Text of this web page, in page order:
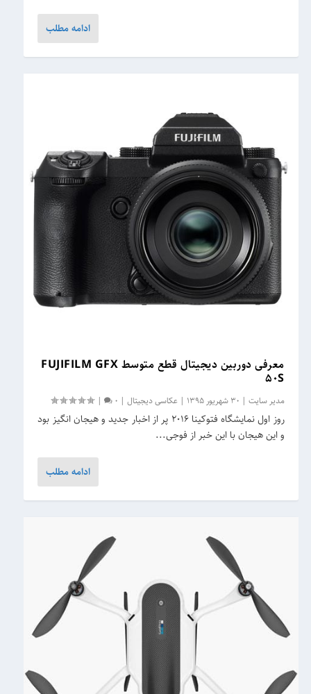
ادامه مطلب
معرفی دوربین دیجیتال قطع متوسط FUJIFILM GFX
۵۰S
مدیر سایت | 30 شهریور 1395 |عکاسی دیجیتال |
0
|
روز اول نمایشگاه فتوکینا ۲۰۱۶ پر از اخبار جدید و هیجان انگیز بود
و این هیجان با این خبر از فوجی...
ادامه مطلب